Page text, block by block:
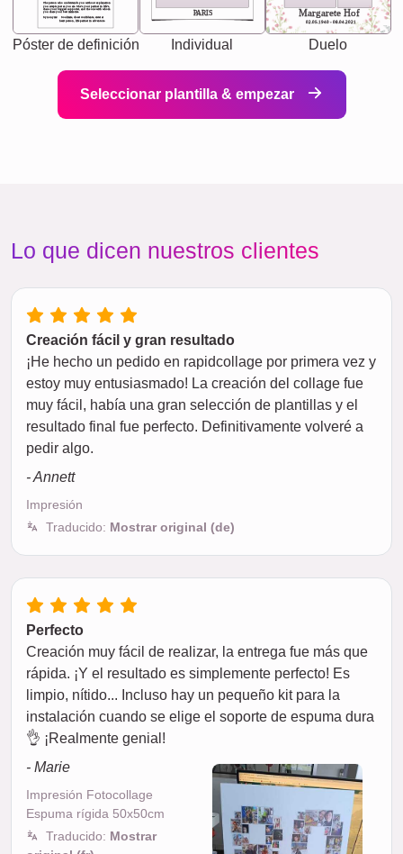
Synonyms: Soulmate, closet confidante, sister at
heart person, life partner in adventure.
The person who understands you without explanation
you accepts just as you are. She's your partner in life's,
chaos your biggest supporter, and the one with whom
you share your best memories.
Póster de definición
PARIS
Individual
Margarete Hof
02.05.1940 - 08.04.2021
Duelo
Seleccionar plantilla & empezar
Lo que dicen nuestros clientes
Creación fácil y gran resultado
¡He hecho un pedido en rapidcollage por primera vez y
estoy muy entusiasmado! La creación del collage fue
muy fácil, había una gran selección de plantillas y el
resultado final fue perfecto. Definitivamente volveré a
pedir algo.
- Annett
Impresión
Traducido: Mostrar original (de)
Perfecto
Creación muy fácil de realizar, la entrega fue más que
rápida. ¡Y el resultado es simplemente perfecto! Es
limpio, nítido... Incluso hay un pequeño kit para la
instalación cuando se elige el soporte de espuma dura
👌 ¡Realmente genial!
- Marie
Impresión Fotocollage
Espuma rígida 50x50cm
Traducido: Mostrar